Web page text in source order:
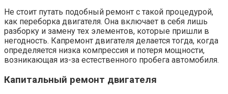
Не стоит путать подобный ремонт с такой процедурой,
как переборка двигателя. Она включает в себя лишь
разборку и замену тех элементов, которые пришли в
негодность. Капремонт двигателя делается тогда, когда
определяется низка компрессия и потеря мощности,
возникающая из-за естественного пробега автомобиля.
Капитальный ремонт двигателя